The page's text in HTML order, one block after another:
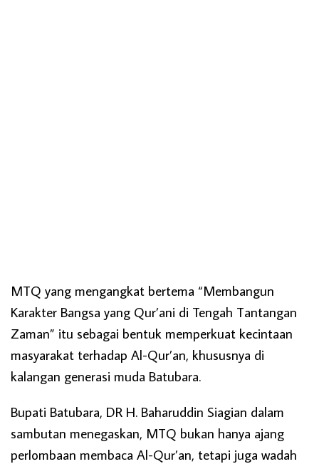
MTQ yang mengangkat bertema “Membangun
Karakter Bangsa yang Qur’ani di Tengah Tantangan
Zaman” itu sebagai bentuk memperkuat kecintaan
masyarakat terhadap Al-Qur’an, khususnya di
kalangan generasi muda Batubara.
Bupati Batubara, DR H. Baharuddin Siagian dalam
sambutan menegaskan, MTQ bukan hanya ajang
perlombaan membaca Al-Qur’an, tetapi juga wadah